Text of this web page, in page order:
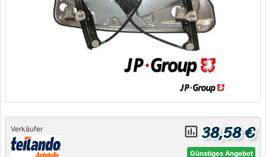
Verkäufer insert_chart_outlined 38,58 €
Günstiges Angebot